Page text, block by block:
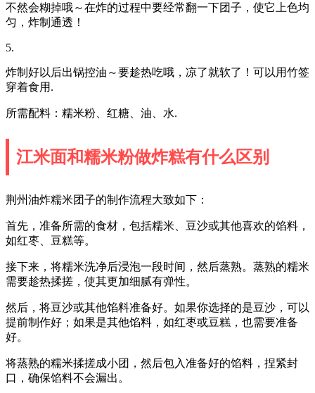
不然会糊掉哦～在炸的过程中要经常翻一下团子，使它上色均
匀，炸制通透！
5.
炸制好以后出锅控油～要趁热吃哦，凉了就软了！可以用竹签
穿着食用.
所需配料：糯米粉、红糖、油、水.
江米面和糯米粉做炸糕有什么区别
荆州油炸糯米团子的制作流程大致如下：
首先，准备所需的食材，包括糯米、豆沙或其他喜欢的馅料，
如红枣、豆糕等。
接下来，将糯米洗净后浸泡一段时间，然后蒸熟。蒸熟的糯米
需要趁热揉搓，使其更加细腻有弹性。
然后，将豆沙或其他馅料准备好。如果你选择的是豆沙，可以
提前制作好；如果是其他馅料，如红枣或豆糕，也需要准备
好。
将蒸熟的糯米揉搓成小团，然后包入准备好的馅料，捏紧封
口，确保馅料不会漏出。